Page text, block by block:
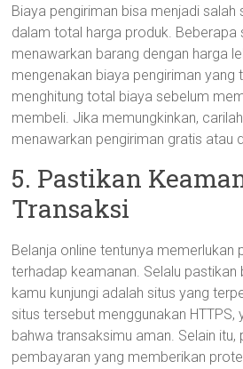
Biaya pengiriman bisa menjadi salah
dalam total harga produk. Beberapa
menawarkan barang dengan harga
mengenakan biaya pengiriman yang
menghitung total biaya sebelum
membeli. Jika memungkinkan,
menawarkan pengiriman gratis atau
5. Pastikan
Transaksi
Belanja online tentunya memerlukan
terhadap keamanan. Selalu pastikan
kamu kunjungi adalah situs yang
situs tersebut menggunakan HTTPS,
bahwa transaksimu aman. Selain itu,
pembayaran yang memberikan